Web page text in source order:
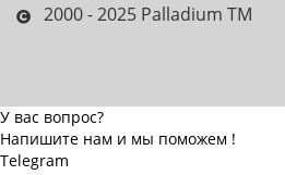
2000 - 2025 Palladium TM
У вас вопрос?
Напишите нам и мы поможем !
Telegram